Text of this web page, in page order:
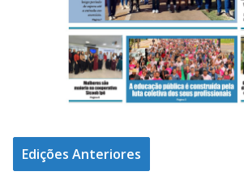
Edições Anteriores